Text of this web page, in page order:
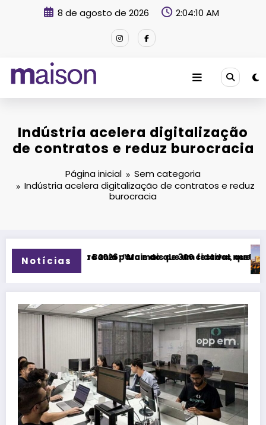
8 de agosto de 2026 2:04:11 AM
Revista Maison
Indústria acelera digitalização
de contratos e reduz burocracia
Página inicial
Sem categoria
Indústria acelera digitalização de contratos e reduz
burocracia
Notícias
de 300 cidades neste domingo (9)
do que um festival, queremos criar um encontro que
Festival Timbre 2026